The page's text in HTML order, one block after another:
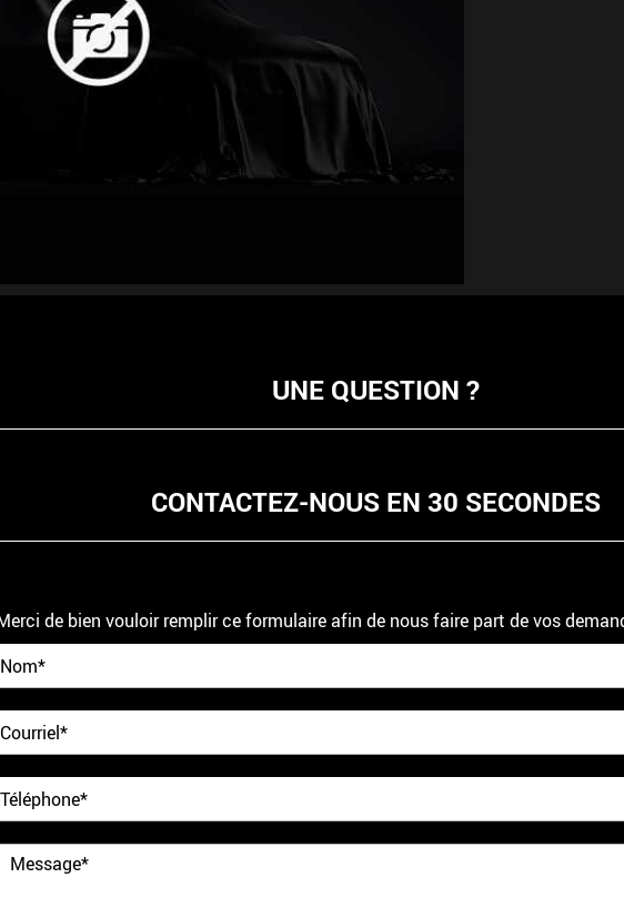
UNE QUESTION ?
CONTACTEZ-NOUS EN 30 SECONDES
de bien vouloir remplir ce formulaire afin de nous faire part de vos